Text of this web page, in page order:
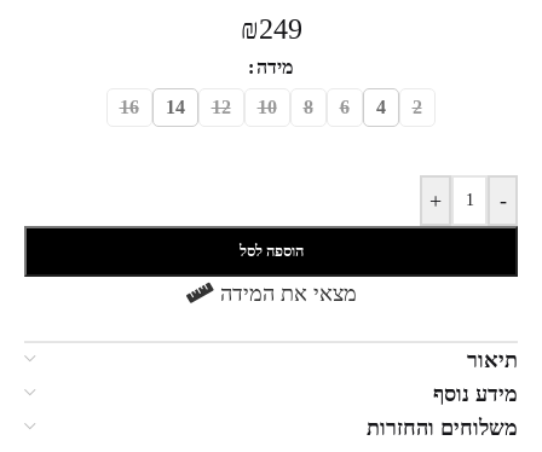
₪249
מידה
2
4
6
8
10
12
14
16
-
+
הוספה לסל
מצאי את המידה
תיאור
מידע נוסף
משלוחים והחזרות